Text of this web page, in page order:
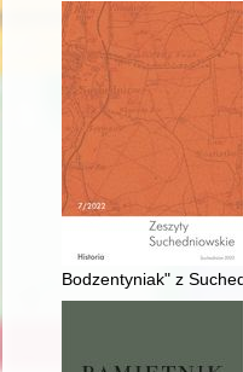
Bodzentyniak" z